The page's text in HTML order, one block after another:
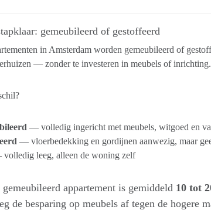
gemeubileerd of gestoffeerd
in Amsterdam worden gemeubileerd of
— zonder te investeren in meubels of inrichting.
— volledig ingericht met meubels, witgoed en
— vloerbedekking en gordijnen aanwezig, maar
leeg, alleen de woning zelf
gemeubileerd appartement is gemiddeld 10 tot
de besparing op meubels af tegen de hogere